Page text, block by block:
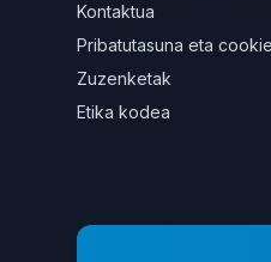
Kontaktua
Pribatutasuna eta
Zuzenketak
Etika kodea